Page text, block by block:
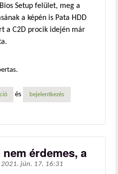
Setup felület, meg a
a képén is Pata HDD
a C2D procik idején már
és bejelentkezés
érdemes, a
2021. jún. 17. 16:31